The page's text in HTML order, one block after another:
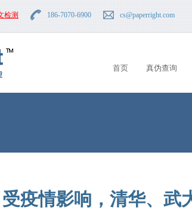
检测 186-7070-6900 cs@paperright.com
首页
真伪查询
受疫情影响，清华、武